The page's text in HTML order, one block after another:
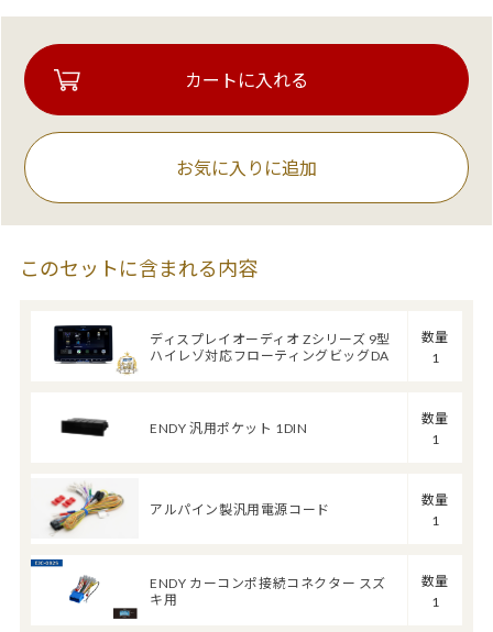
お気に入りに追加
このセットに含まれる内容
ディスプレイオーディオ Zシリーズ 9型
ハイレゾ対応フローティングビッグDA
数量
1
ENDY 汎用ポケット 1DIN
数量
1
アルパイン製汎用電源コード
数量
1
ENDY カーコンポ接続コネクター スズ
キ用
数量
1